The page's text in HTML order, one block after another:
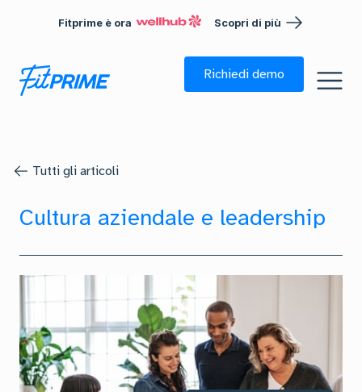
Fitprime è ora Scopri di più
Richiedi demo
Tutti gli articoli
Cultura aziendale e leadership